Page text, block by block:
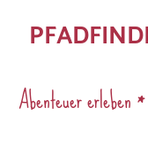
Abenteuer erleben